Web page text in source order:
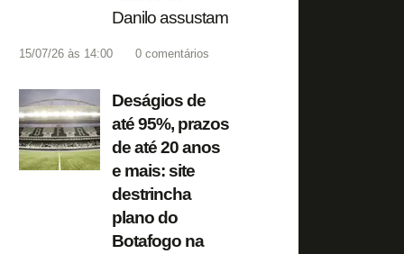
Danilo assustam
15/07/26 às 14:00 0 comentários
Deságios de
até 95%, prazos
de até 20 anos
e mais: site
destrincha
plano do
Botafogo na